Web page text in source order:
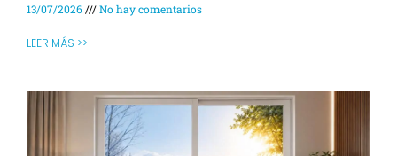
13/07/2026 No hay comentarios
LEER MÁS >>